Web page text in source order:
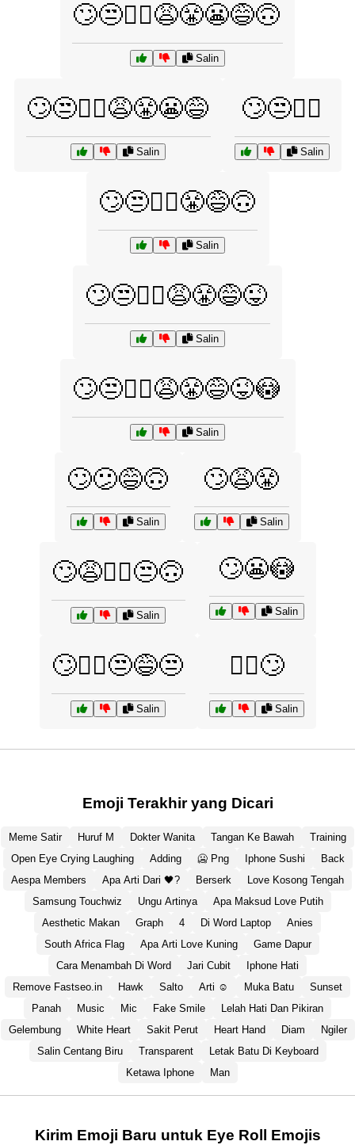
🙄😒🤦‍♀️😩😤😬😅🙃
Salin
🙄😒🤦‍♂️😩😤😬😅
Salin
🙄😒🤷‍♀️
Salin
🙄😒🤷‍♀️😤😅🙃
Salin
🙄😒🤷‍♂️😩😤😅😜
Salin
🙄😒🤷‍♂️😩😤😅😜😳
Salin
🙄😕😅🙃
Salin
🙄😩😤
Salin
🙄😩🤦‍♂️😒🙃
Salin
🙄😬😳
Salin
🙄🤷‍♂️😒😅😒
Salin
🤦‍♀️🙄
Salin
Emoji Terakhir yang Dicari
Meme Satir Huruf M Dokter Wanita Tangan Ke Bawah
Training
Open Eye Crying Laughing
Adding 🥶 Png Iphone Sushi
Back
Aespa Members
Apa Arti Dari 🖤? Berserk
Love Kosong Tengah
Samsung Touchwiz
Ungu Artinya
Apa Maksud Love Putih
Aesthetic Makan
Graph 4 Di Word Laptop
Anies
South Africa Flag
Apa Arti Love Kuning
Game Dapur
Cara Menambah Di Word
Jari Cubit
Iphone Hati
Remove Fastseo.in
Hawk Salto Arti ☺️ Muka Batu
Sunset
Panah
Music Mic Fake Smile
Lelah Hati Dan Pikiran
Gelembung
White Heart Sakit Perut Heart Hand Diam
Ngiler
Salin Centang Biru
Transparent
Letak Batu Di Keyboard
Ketawa Iphone
Man
Kirim Emoji Baru untuk Eye Roll Emojis